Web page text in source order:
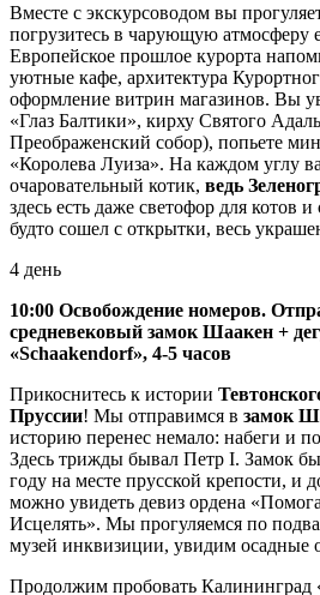
Вместе с экскурсоводом вы
погрузитесь в чарующую атмосферу
Европейское прошлое курорта
уютные кафе, архитектура
оформление витрин магазинов. Вы
«Глаз Балтики», кирху Святого
Преображенский собор), попьете
«Королева Луиза». На каждом углу
очаровательный котик, ведь
здесь есть даже светофор для котов
будто сошел с открытки, весь
4 день
10:00 Освобождение номеров.
средневековый замок Шаакен +
«Schaakendorf», 4-5 часов
Прикоснитесь к истории
Пруссии! Мы отправимся в замок
историю перенес немало: набеги и
Здесь трижды бывал Петр I. Замок
году на месте прусской крепости, и
можно увидеть девиз ордена
Исцелять». Мы прогуляемся по
музей инквизиции, увидим осадные
Продолжим пробовать